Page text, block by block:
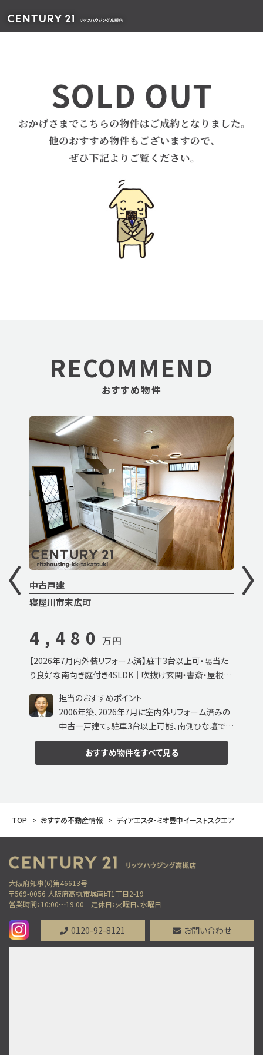
RECOMMEND
おすすめ物件
中古戸建
寝屋川市末広町
4,480 万円
【2026年7月内外装リフォーム済】駐車3台以上可・陽当た
り良好な南向き庭付き4SLDK｜吹抜け玄関・書斎・屋根裏
担当のおすすめポイント
2006年築、2026年7月に室内外リフォーム済みの
中古一戸建て。駐車3台以上可能、南側ひな壇で陽
当たり・通風良好。人工芝の南庭やウッドデッキ、吹
抜け玄関、1620サイズ浴室、書斎スペース、屋根
裏収納など、暮らしやすさを追求した充実設備が
おすすめ物件をすべて見る
TOP おすすめ不動産情報 ディアエスタ・ミオ豊中イーストスクエア
大阪府知事(6)第46613号
〒569-0056 大阪府高槻市城南町1丁目2-19
営業時間：10:00～19:00
定休日：火曜日、水曜日
0120-92-8121 お問い合わせ